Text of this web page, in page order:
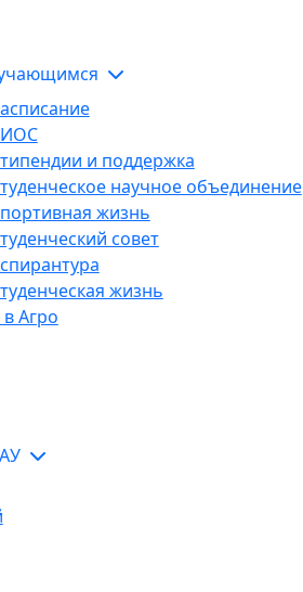
и поддержка
научное объединение
жизнь
совет
жизнь
Агро